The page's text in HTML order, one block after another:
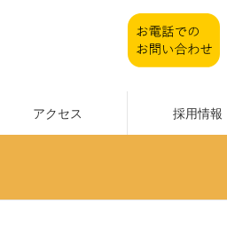
アクセス 採用情報